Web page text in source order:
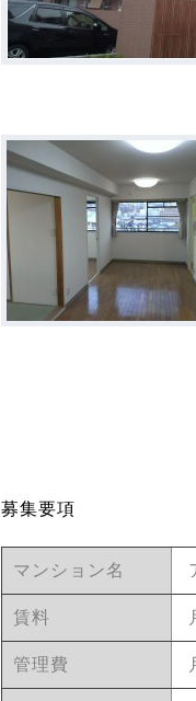
募集要項
マンション名
賃料
管理費